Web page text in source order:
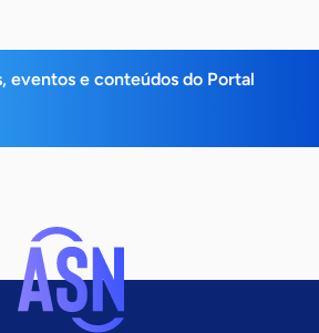
eventos e conteúdos do Portal